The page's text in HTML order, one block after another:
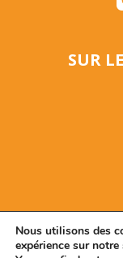
SUR
Nous utilisons des
expérience sur notre